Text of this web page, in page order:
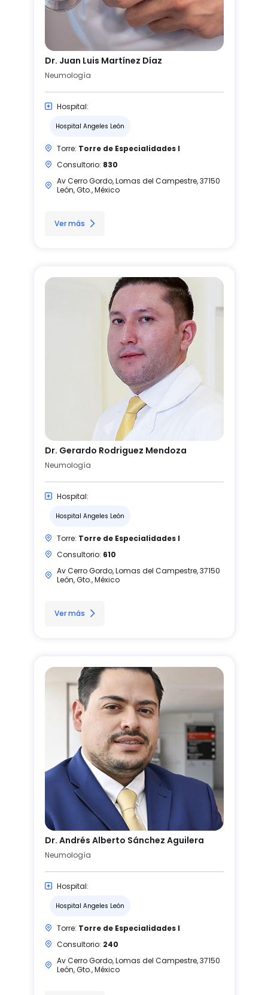
Dr. Juan Luis Martínez Díaz
Neumología
Hospital:
Hospital Angeles León
Torre: Torre de Especialidades I
Consultorio: 830
Av Cerro Gordo, Lomas del Campestre, 37150
León, Gto., México
Ver más
Dr. Gerardo Rodriguez Mendoza
Neumología
Hospital:
Hospital Angeles León
Torre: Torre de Especialidades I
Consultorio: 610
Av Cerro Gordo, Lomas del Campestre, 37150
León, Gto., México
Ver más
Dr. Andrés Alberto Sánchez Aguilera
Neumología
Hospital:
Hospital Angeles León
Torre: Torre de Especialidades I
Consultorio: 240
Av Cerro Gordo, Lomas del Campestre, 37150
León, Gto., México